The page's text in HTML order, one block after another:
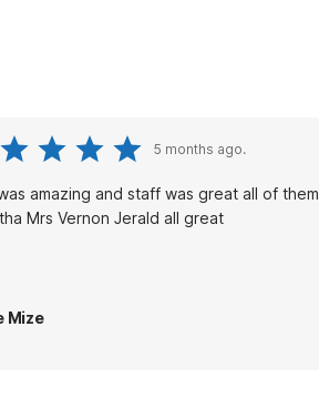
5 months ago.
amazing and staff was great all of them
Mrs Vernon Jerald all great
Mize